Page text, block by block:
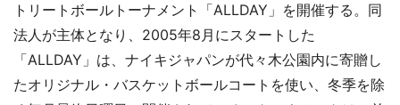
トリートボールトーナメント「ALLDAY」を開催する。同
法人が主体となり、2005年8月にスタートした
「ALLDAY」は、ナイキジャパンが代々木公園内に寄贈し
たオリジナル・バスケットボールコートを使い、冬季を除